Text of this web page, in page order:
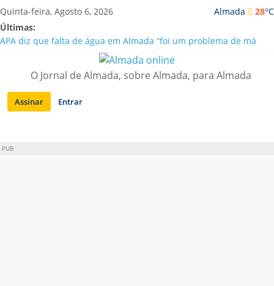
Saltar
para
conteúdo
Almada 28oC
Quinta-feira, Agosto 6, 2026
Últimas:
APA diz que falta de água em Almada “foi um problema de má
Laranjeiro | Cultura pop asiática invade a Casa Amarela
Ponte 25 de Abril celebra 60 anos com programa cultural entre
Lisboa e Almada
Situação de alerta em Almada renovada até final de Agosto
O Jornal de Almada, sobre Almada, para Almada
Assinar Entrar
PUB